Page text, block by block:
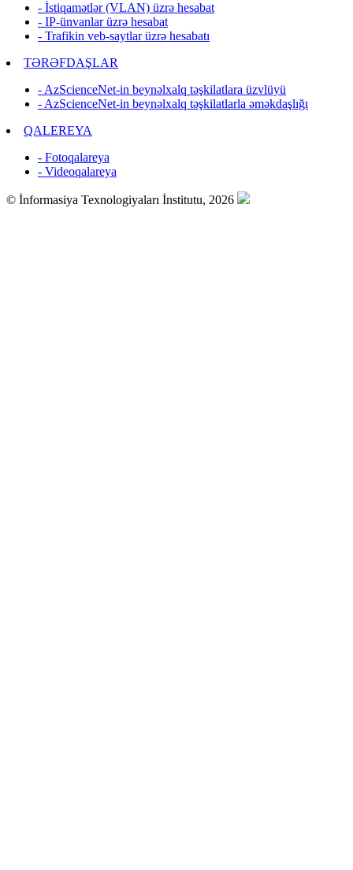
- İstiqamətlər (VLAN) üzrə hesabat
- IP-ünvanlar üzrə hesabat
- Trafikin veb-saytlar üzrə hesabatı
TƏRƏFDAŞLAR
- AzScienceNet-in beynəlxalq təşkilatlara üzvlüyü
- AzScienceNet-in beynəlxalq təşkilatlarla əməkdaşlığı
QALEREYA
- Fotoqalareya
- Videoqalareya
© İnformasiya Texnologiyaları İnstitutu, 2026